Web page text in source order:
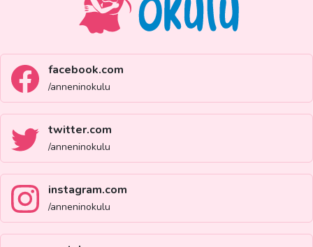
facebook.com
/anneninokulu
twitter.com
/anneninokulu
instagram.com
/anneninokulu